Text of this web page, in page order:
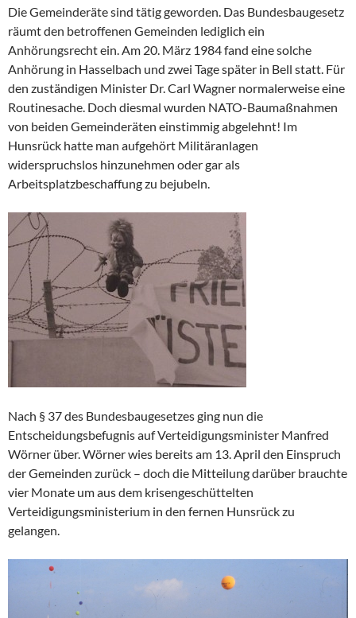
Die Gemeinderäte sind tätig geworden. Das Bundesbaugesetz
räumt den betroffenen Gemeinden lediglich ein
Anhörungsrecht ein. Am 20. März 1984 fand eine solche
Anhörung in Hasselbach und zwei Tage später in Bell statt. Für
den zuständigen Minister Dr. Carl Wagner normalerweise eine
Routinesache. Doch diesmal wurden NATO-Baumaßnahmen
von beiden Gemeinderäten einstimmig abgelehnt! Im
Hunsrück hatte man aufgehört Militäranlagen
widerspruchslos hinzunehmen oder gar als
Arbeitsplatzbeschaffung zu bejubeln.
Nach § 37 des Bundesbaugesetzes ging nun die
Entscheidungsbefugnis auf Verteidigungsminister Manfred
Wörner über. Wörner wies bereits am 13. April den Einspruch
der Gemeinden zurück – doch die Mitteilung darüber brauchte
vier Monate um aus dem krisengeschüttelten
Verteidigungsministerium in den fernen Hunsrück zu
gelangen.